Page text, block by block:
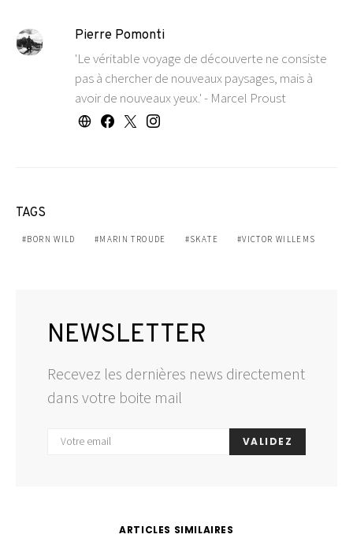
Pierre Pomonti
'Le véritable voyage de découverte ne consiste
pas à chercher de nouveaux paysages, mais à
avoir de nouveaux yeux.' - Marcel Proust
TAGS
BORN WILD MARIN TROUDE SKATE VICTOR WILLEMS
NEWSLETTER
Recevez les dernières news directement
dans votre boite mail
VALIDEZ
ARTICLES SIMILAIRES